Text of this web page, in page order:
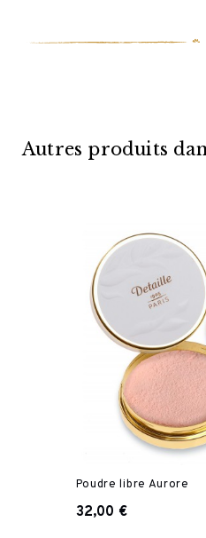
Autres produits
Poudre libre Aurore
32,00 €